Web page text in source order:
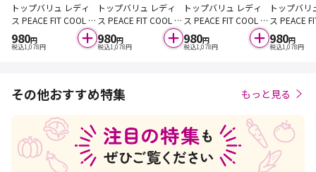
トップバリュ レディ
ス PEACE FIT COOL コ
ットン 3分袖 オフ M
980円
税込1,078円
トップバリュ レディ
ス PEACE FIT COOL コ
ットン 3分袖 オフ L
980円
税込1,078円
トップバリュ レディ
ス PEACE FIT COOL コ
ットン 3分袖 クロ L
980円
税込1,078円
トップバリ
ス PEACE
ットン 3分
L980円
税込1,078円
その他おすすめ特集 もっと見る